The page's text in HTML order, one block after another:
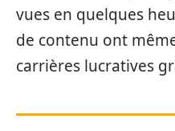
vues en quelques
de contenu ont
carrières lucratives